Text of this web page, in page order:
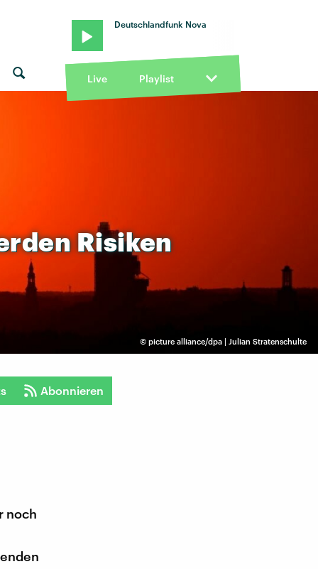
Deutschlandfunk Nova
Live Playlist
© picture alliance/dpa | Julian Stratenschulte
Risiken
Abonnieren
noch